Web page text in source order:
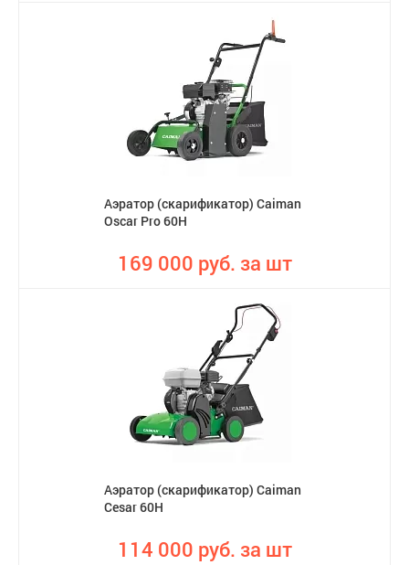
Аэратор (скарификатор) Caiman
Oscar Pro 60H
169 000 руб. за шт
Аэратор (скарификатор) Caiman
Cesar 60H
114 000 руб. за шт